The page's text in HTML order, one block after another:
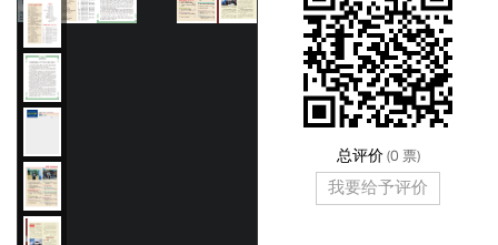
总评价 (0 票)
我要给予评价